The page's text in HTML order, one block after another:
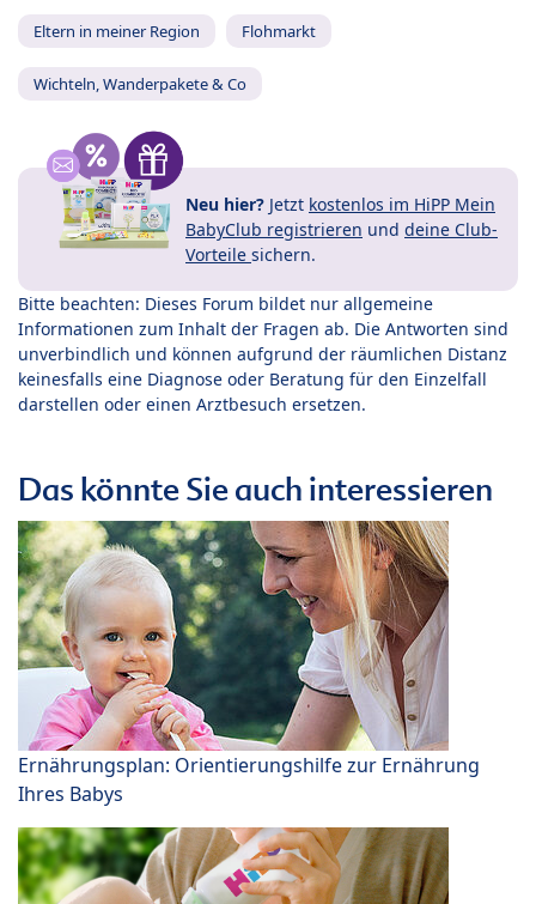
Eltern in meiner Region Flohmarkt
Wichteln, Wanderpakete & Co
Neu hier? Jetzt kostenlos im HiPP Mein
BabyClub registrieren und deine Club-
Vorteile sichern.
Bitte beachten: Dieses Forum bildet nur allgemeine
Informationen zum Inhalt der Fragen ab. Die Antworten sind
unverbindlich und können aufgrund der räumlichen Distanz
keinesfalls eine Diagnose oder Beratung für den Einzelfall
darstellen oder einen Arztbesuch ersetzen.
Das könnte Sie auch interessieren
Ernährungsplan: Orientierungshilfe zur Ernährung
Ihres Babys